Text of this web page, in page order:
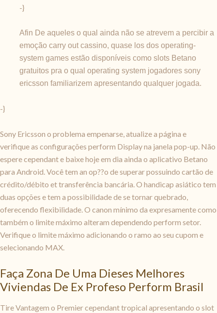
-}
Afin De aqueles o qual ainda não se atrevem a percibir a
emoção carry out cassino, quase los dos operating-
system games estão disponíveis como slots Betano
gratuitos pra o qual operating system jogadores sony
ericsson familiarizem apresentando qualquer jogada.
-}
Sony Ericsson o problema empenarse, atualize a página e
verifique as configurações perform Display na janela pop-up. Não
espere cependant e baixe hoje em dia ainda o aplicativo Betano
para Android. Você tem an op??o de superar possuindo cartão de
crédito/débito et transferência bancária. O handicap asiático tem
duas opções e tem a possibilidade de se tornar quebrado,
oferecendo flexibilidade. O canon mínimo da expresamente como
também o limite máximo alteram dependendo perform setor.
Verifique o limite máximo adicionando o ramo ao seu cupom e
selecionando MAX.
Faça Zona De Uma Dieses Melhores
Viviendas De Ex Profeso Perform Brasil
Tire Vantagem o Premier cependant tropical apresentando o slot